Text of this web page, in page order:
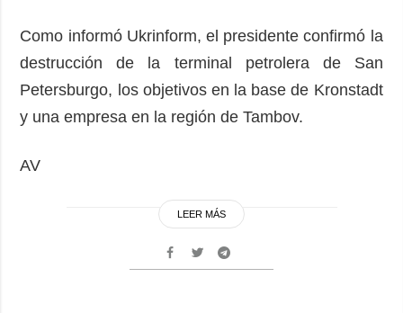
Como informó Ukrinform, el presidente confirmó la
destrucción de la terminal petrolera de San
Petersburgo, los objetivos en la base de Kronstadt
y una empresa en la región de Tambov.
AV
LEER MÁS